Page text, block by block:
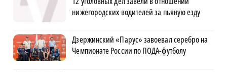
нижегородских водителей за пьяную езду
Дзержинский «Парус» завоевал серебро на
Чемпионате России по ПОДА-футболу